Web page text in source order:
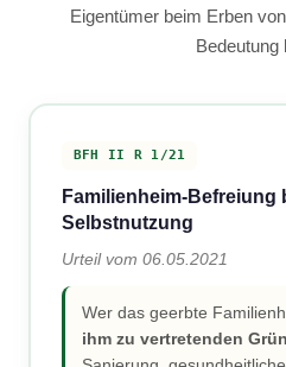
Eigentümer beim Erben
Bedeutung
BFH II R 1/21
Familienheim-Befreiung
Selbstnutzung
Urteil vom 06.05.2021
Wer das geerbte
ihm zu vertretenden